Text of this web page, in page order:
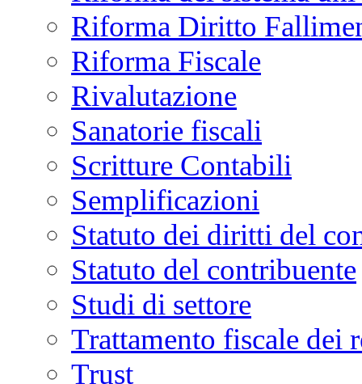
Riforma Diritto
Riforma Fiscale
Rivalutazione
Sanatorie fiscali
Scritture Contabili
Semplificazioni
Statuto dei diritti del
Statuto del contribuente
Studi di settore
Trattamento fiscale dei
Trust